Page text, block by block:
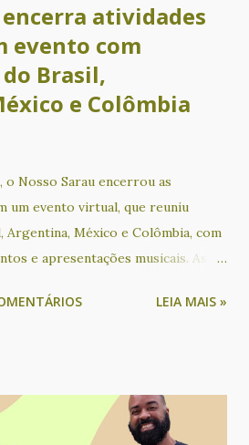
encerra atividades
evento com
Brasil,
e Colômbia
o Nosso Sarau encerrou as
um evento virtual, que reuniu
México e Colômbia, com
e apresentações musicais. As
a ser realizado em formato on-
Catarina Labouré, Cecilia Peixoto,
Alejandra Auriol, Cris Ávila, Cristina
LEIA MAIS »